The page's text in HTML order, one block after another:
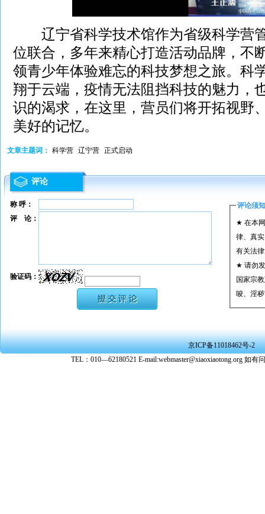
辽宁省科学技术馆作为省级科学营
位联合，多年来精心打造活动品牌，不
领青少年体验难忘的科技梦想之旅。科
翔于云端，疫情无法阻挡科技的魅力，
识的渴求，在这里，营员们将开拓视野
美好的记忆。
文章主题词： 科学营 辽宁营 正式启动
评论
称 呼： 评论须知
★ 在本
律、真
有关法
★ 请勿
国家宗
唆、淫
★ 承担
★ 在本
转载、
★ 参与
评 论：
验证码：
京ICP备11018462号-2
TEL：010—62180521 E-mail:webmaster@xiaoxiaotong.org 如